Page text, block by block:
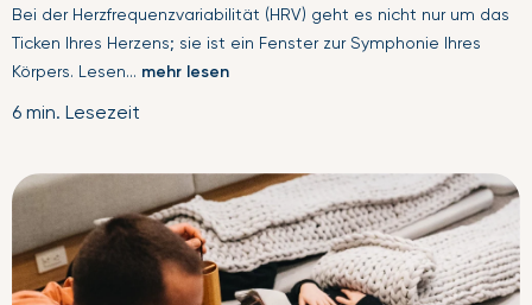
Bei der Herzfrequenzvariabilität (HRV) geht es nicht nur um das
Ticken Ihres Herzens; sie ist ein Fenster zur Symphonie Ihres
Körpers. Lesen... mehr lesen
6 min. Lesezeit